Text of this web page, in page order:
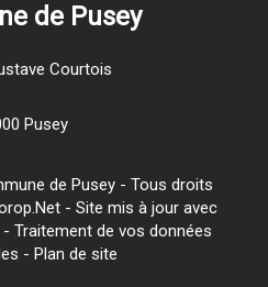
de Pusey
Courtois
Pusey
de Pusey - Tous droits
- Site mis à jour avec
- Traitement de vos données
- Plan de site